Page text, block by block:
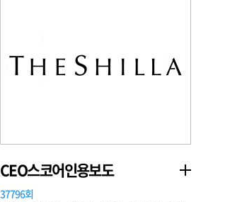
CEO스코어인용보도
37796회